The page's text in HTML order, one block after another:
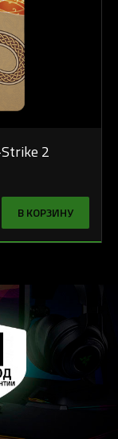
2
В КОРЗИНУ